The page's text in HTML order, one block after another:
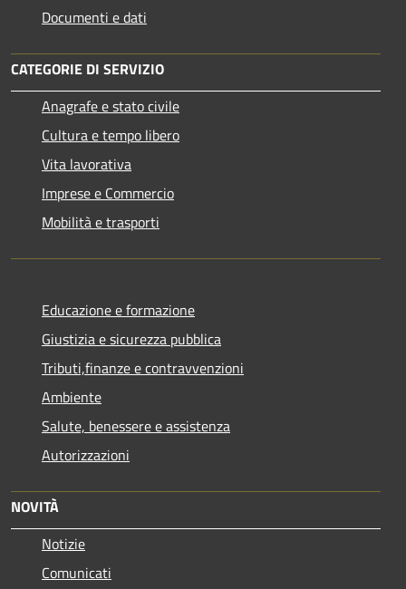
Documenti e dati
CATEGORIE DI SERVIZIO
Anagrafe e stato civile
Cultura e tempo libero
Vita lavorativa
Imprese e Commercio
Mobilità e trasporti
Educazione e formazione
Giustizia e sicurezza pubblica
Tributi,finanze e contravvenzioni
Ambiente
Salute, benessere e assistenza
Autorizzazioni
NOVITÀ
Notizie
Comunicati